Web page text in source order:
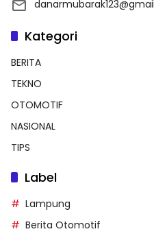
Kategori
BERITA
TEKNO
OTOMOTIF
NASIONAL
TIPS
Label
Lampung
Berita Otomotif